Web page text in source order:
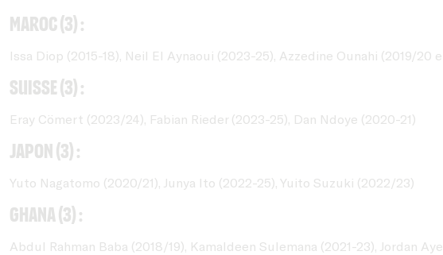
Maroc (3) :
Issa Diop (2015-18), Neil El Aynaoui (2023-25), Azzedine Ounahi (2019/20
Suisse (3) :
Eray Cömert (2023/24), Fabian Rieder (2023-25), Dan Ndoye (2020-21)
Japon (3) :
Yuto Nagatomo (2020/21), Junya Ito (2022-25), Yuito Suzuki (2022/23)
Ghana (3) :
Abdul Rahman Baba (2018/19), Kamaldeen Sulemana (2021-23), Jordan